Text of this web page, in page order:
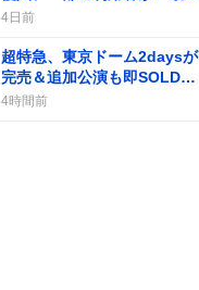
悪」や「不快」感をツイート
4日前
超特急、東京ドーム2daysが
完売＆追加公演も即SOLD
OUTに「おめでとう」歓喜の
4時間前